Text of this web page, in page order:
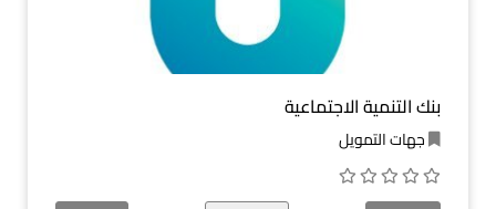
بنك التنمية الاجتماعية
جهات التمويل